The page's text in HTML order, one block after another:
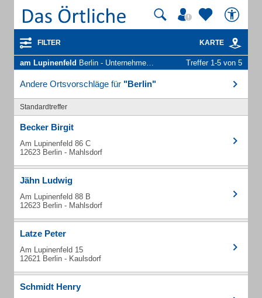
FILTER KARTE
am Lupinenfeld Berlin - Unternehmen und Personen Treffer 1-5 von 5
Andere Ortsvorschläge für "Berlin"
Standardtreffer
Becker Birgit
Am Lupinenfeld 86 C
12623 Berlin - Mahlsdorf
Jähn Ludwig
Am Lupinenfeld 88 B
12623 Berlin - Mahlsdorf
Latze Peter
Am Lupinenfeld 15
12621 Berlin - Kaulsdorf
Schmidt Henry